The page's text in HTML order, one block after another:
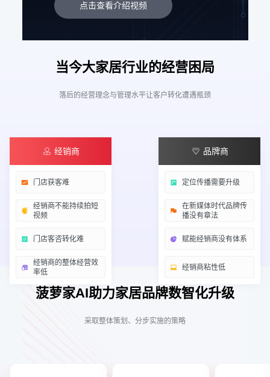
点击查看介绍视频
当今大家居行业的经营困局
落后的经营理念与管理水平让客户转化遭遇瓶颈
经销商
门店获客难
经销商不能持续拍短
视频
门店客咨转化难
经销商的整体经营效
率低
品牌商
定位传播需要升级
在新媒体时代品牌传
播没有章法
赋能经销商没有体系
经销商粘性低
菠萝家AI助力家居品牌数智化升级
采取整体策划、分步实施的策略